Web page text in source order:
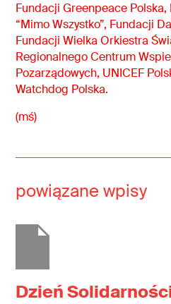
Fundacji Greenpeace
“Mimo Wszystko”, Fundacji
Fundacji Wielka Orkiestra
Regionalnego Centrum
Pozarządowych, UNICEF
Watchdog Polska.
(mś)
powiązane wpisy
Dzień